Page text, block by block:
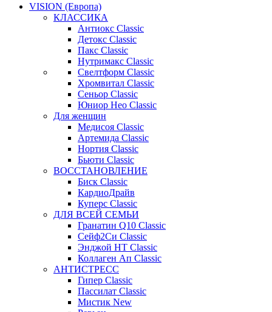
VISION (Европа)
КЛАССИКА
Антиокс Classic
Детокс Classic
Пакс Classic
Нутримакс Classic
Свелтформ Classic
Хромвитал Classic
Сеньор Classic
Юниор Нео Classic
Для женщин
Медисоя Classic
Артемида Classic
Нортия Classic
Бьюти Classic
ВОССТАНОВЛЕНИЕ
Биск Classic
КардиоДрайв
Куперс Classic
ДЛЯ ВСЕЙ СЕМЬИ
Гранатин Q10 Classic
Сейф2Си Classic
Энджой НТ Classic
Коллаген Ап Classic
АНТИСТРЕСС
Гипер Classic
Пассилат Classic
Мистик New